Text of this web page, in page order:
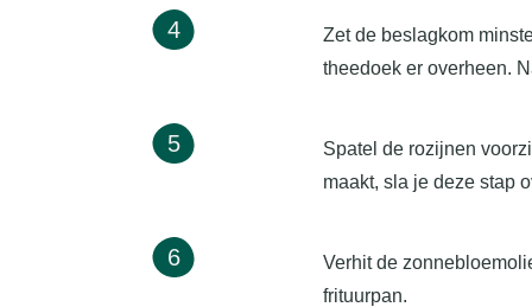
4
Zet de beslagkom
theedoek er overheen.
5
Spatel de rozijnen
maakt, sla je deze stap
6
Verhit de
frituurpan.